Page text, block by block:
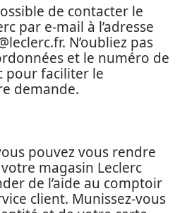
de contacter le
par e-mail à l’adresse
. N’oubliez pas
et le numéro de
pour faciliter le
demande.
pouvez vous rendre
magasin Leclerc
de l’aide au comptoir
client. Munissez-vous